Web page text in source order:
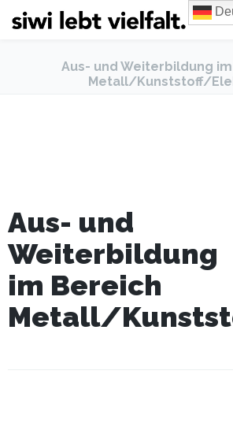
Aus- und Weiterbildung
Metall/Kunststoff/
Aus- und
Weiterbildung
im Bereich
Metall/